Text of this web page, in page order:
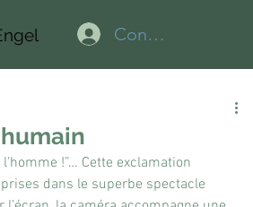
Connexion
l’homme !”… Cette exclamation
dans le superbe spectacle